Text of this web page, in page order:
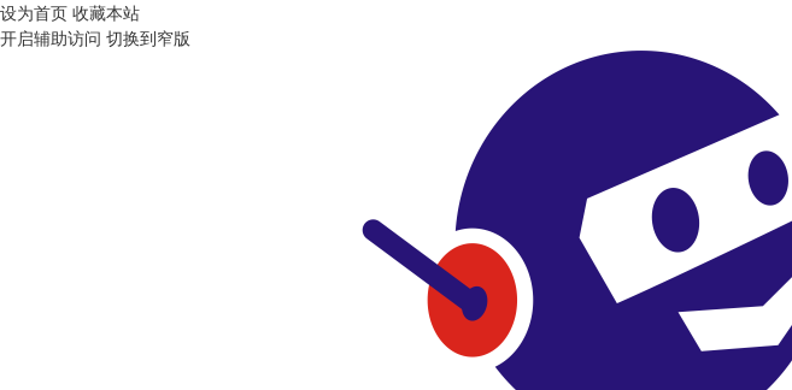
设为首页 收藏本站
开启辅助访问 切换到窄版